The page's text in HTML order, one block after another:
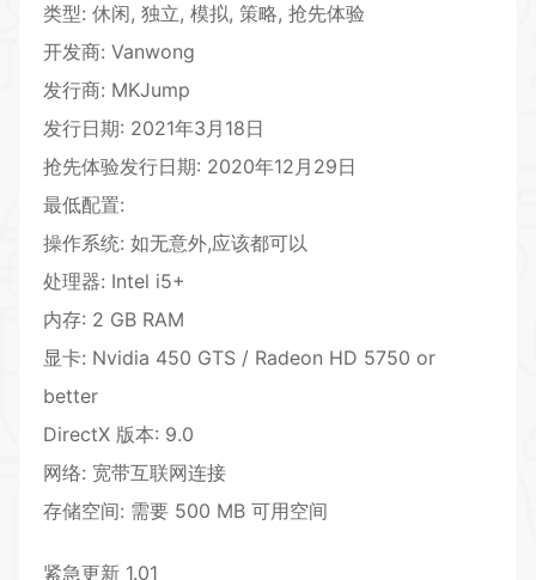
类型: 休闲, 独立, 模拟, 策略, 抢先体验
开发商: Vanwong
发行商: MKJump
发行日期: 2021年3月18日
抢先体验发行日期: 2020年12月29日
最低配置:
操作系统: 如无意外,应该都可以
处理器: Intel i5+
内存: 2 GB RAM
显卡: Nvidia 450 GTS / Radeon HD 5750 or
better
DirectX 版本: 9.0
网络: 宽带互联网连接
存储空间: 需要 500 MB 可用空间
紧急更新 1.01